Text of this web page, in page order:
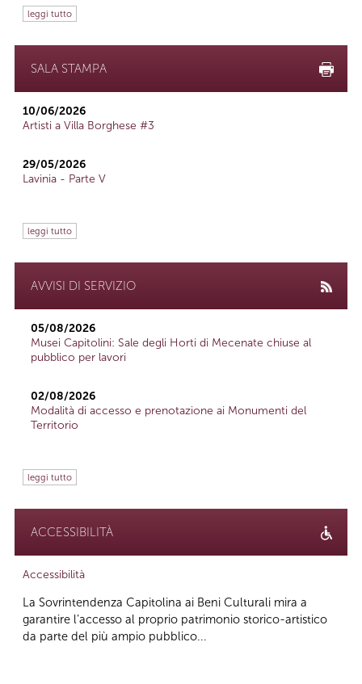
leggi tutto
SALA STAMPA
10/06/2026
Artisti a Villa Borghese #3
29/05/2026
Lavinia - Parte V
leggi tutto
AVVISI DI SERVIZIO
05/08/2026
Musei Capitolini: Sale degli Horti di Mecenate chiuse al
pubblico per lavori
02/08/2026
Modalità di accesso e prenotazione ai Monumenti del
Territorio
leggi tutto
ACCESSIBILITÀ
Accessibilità
La Sovrintendenza Capitolina ai Beni Culturali mira a
garantire l’accesso al proprio patrimonio storico-artistico
da parte del più ampio pubblico...